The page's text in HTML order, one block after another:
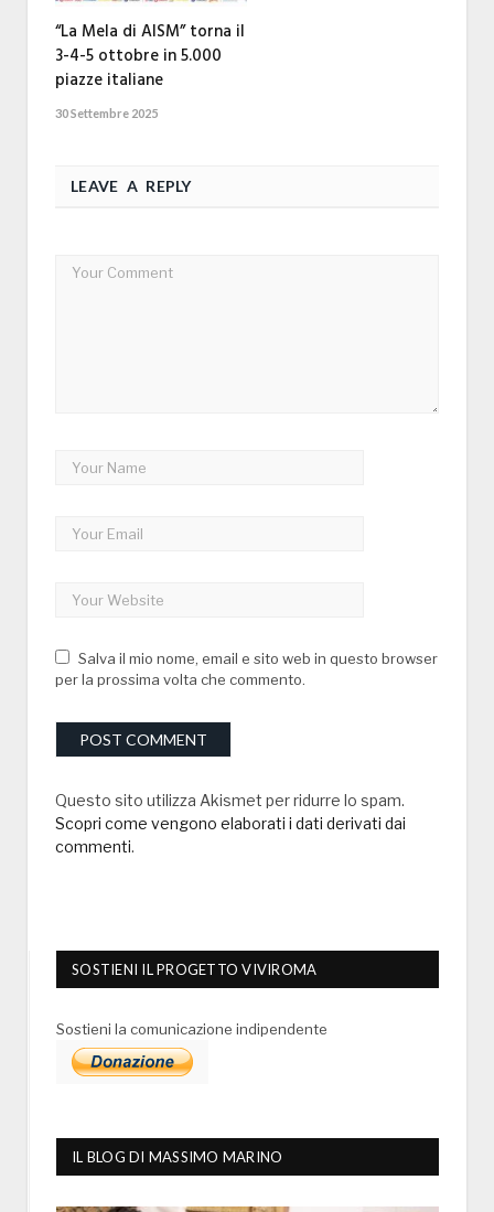
“La Mela di AISM” torna il
3-4-5 ottobre in 5.000
piazze italiane
30 Settembre 2025
LEAVE A REPLY
Salva il mio nome, email e sito web in questo browser
per la prossima volta che commento.
Questo sito utilizza Akismet per ridurre lo spam.
Scopri come vengono elaborati i dati derivati dai
commenti.
SOSTIENI IL PROGETTO VIVIROMA
Sostieni la comunicazione indipendente
IL BLOG DI MASSIMO MARINO